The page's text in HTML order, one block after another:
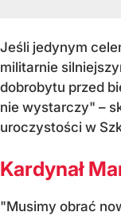
Jeśli jedynym
militarnie
dobrobytu przed
nie wystarczy" –
uroczystości w
Kardynał
"Musimy obrać